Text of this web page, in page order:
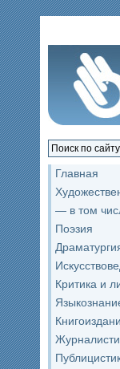
Главная
— в том
Поэзия
Критика и